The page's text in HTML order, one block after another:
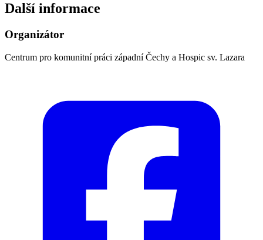
Další informace
Organizátor
Centrum pro komunitní práci západní Čechy a Hospic sv. Lazara